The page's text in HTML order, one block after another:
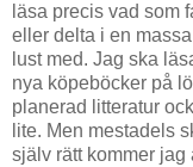
läsa precis vad som
eller delta i en
lust med. Jag ska
nya köpeböcker på
planerad litteratur
lite. Men mestadels
själv rätt kommer jag